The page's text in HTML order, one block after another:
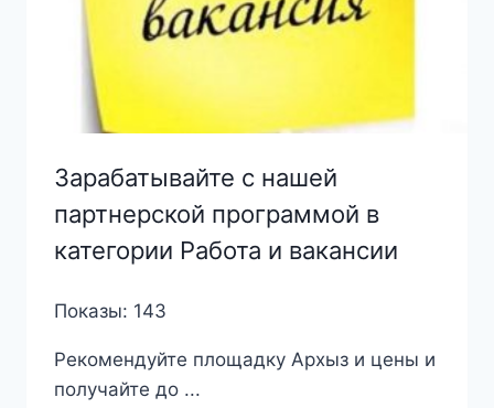
Зарабатывайте с нашей
партнерской программой в
категории Работа и вакансии
Показы: 143
Рекомендуйте площадку Архыз и цены и
получайте до ...